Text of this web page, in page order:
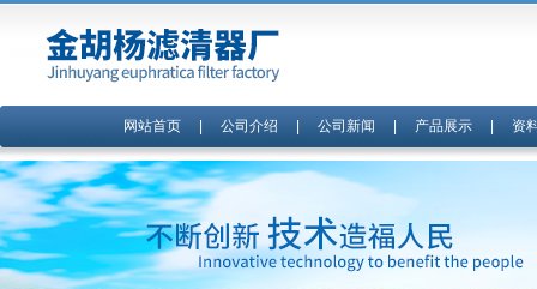
网站首页| 公司介绍 公司新闻 产品展示| 资